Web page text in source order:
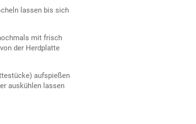
lassen bis sich
mit frisch
der Herdplatte
aufspießen
auskühlen lassen